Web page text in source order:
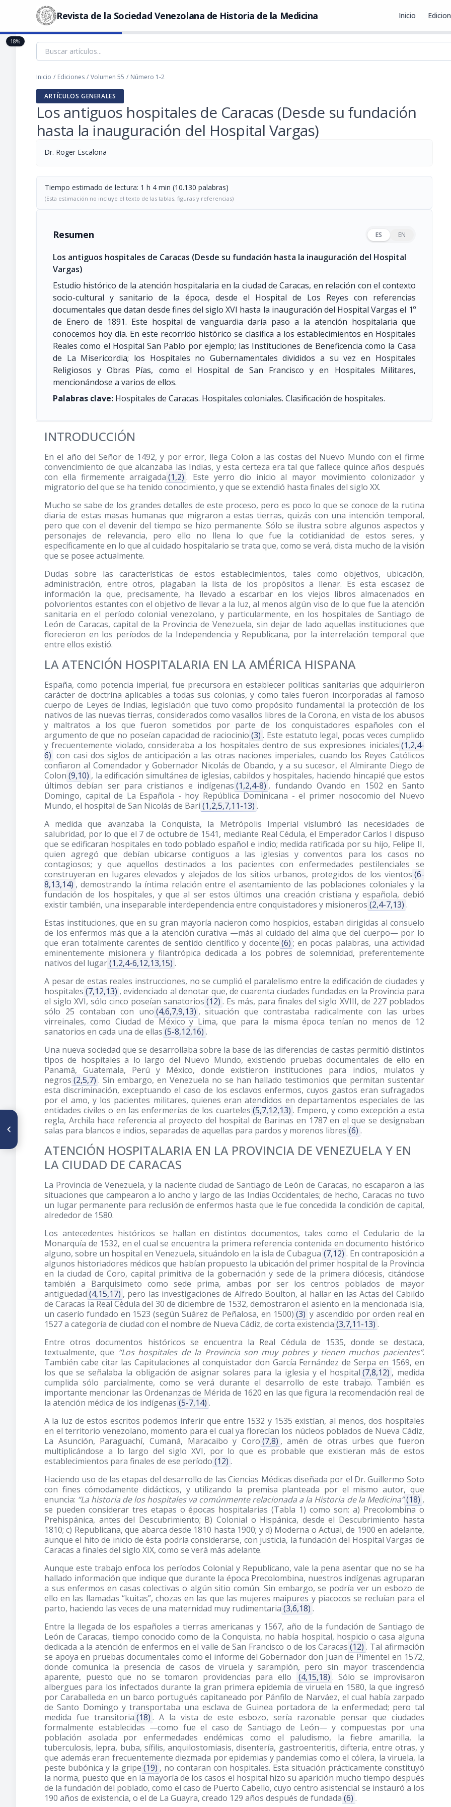
Revista de la Sociedad Venezolana de Historia de la Medicina Inicio
Inicio / Ediciones / Volumen 55 / Número 1-2
ARTÍCULOS GENERALES
Los antiguos hospitales de Caracas (Desde su fundación
hasta la inauguración del Hospital Vargas)
Dr. Roger Escalona
Tiempo estimado de lectura: 1 h 4 min (10.130 palabras)
(Esta estimación no incluye el texto de las tablas, figuras y referencias)
Resumen ES EN
Los antiguos hospitales de Caracas (Desde su fundación hasta la inauguración del Hospital
Vargas)
Estudio histórico de la atención hospitalaria en la ciudad de Caracas, en relación con el contexto
socio-cultural y sanitario de la época, desde el Hospital de Los Reyes con referencias
documentales que datan desde fines del siglo XVI hasta la inauguración del Hospital Vargas el 1º
de Enero de 1891. Este hospital de vanguardia daría paso a la atención hospitalaria que
conocemos hoy día. En este recorrido histórico se clasifica a los establecimientos en Hospitales
Reales como el Hospital San Pablo por ejemplo; las Instituciones de Beneficencia como la Casa
de La Misericordia; los Hospitales no Gubernamentales divididos a su vez en Hospitales
Religiosos y Obras Pías, como el Hospital de San Francisco y en Hospitales Militares,
mencionándose a varios de ellos.
Palabras clave: Hospitales de Caracas. Hospitales coloniales. Clasificación de hospitales.
INTRODUCCIÓN
En el año del Señor de 1492, y por error, llega Colon a las costas del Nuevo Mundo con el firme
convencimiento de que alcanzaba las Indias, y esta certeza era tal que fallece quince años después
con ella firmemente arraigada (1,2) . Este yerro dio inicio al mayor movimiento colonizador y
migratorio del que se ha tenido conocimiento, y que se extendió hasta finales del siglo XX.
Mucho se sabe de los grandes detalles de este proceso, pero es poco lo que se conoce de la rutina
diaria de estas masas humanas que migraron a estas tierras, quizás con una intención temporal,
pero que con el devenir del tiempo se hizo permanente. Sólo se ilustra sobre algunos aspectos y
personajes de relevancia, pero ello no llena lo que fue la cotidianidad de estos seres, y
específicamente en lo que al cuidado hospitalario se trata que, como se verá, dista mucho de la visión
que se posee actualmente.
Dudas sobre las características de estos establecimientos, tales como objetivos, ubicación,
administración, entre otros, plagaban la lista de los propósitos a llenar. Es esta escasez de
información la que, precisamente, ha llevado a escarbar en los viejos libros almacenados en
polvorientos estantes con el objetivo de llevar a la luz, al menos algún viso de lo que fue la atención
sanitaria en el período colonial venezolano, y particularmente, en los hospitales de Santiago de
León de Caracas, capital de la Provincia de Venezuela, sin dejar de lado aquellas instituciones que
florecieron en los períodos de la Independencia y Republicana, por la interrelación temporal que
entre ellos existió.
LA ATENCIÓN HOSPITALARIA EN LA AMÉRICA HISPANA
España, como potencia imperial, fue precursora en establecer políticas sanitarias que adquirieron
carácter de doctrina aplicables a todas sus colonias, y como tales fueron incorporadas al famoso
cuerpo de Leyes de Indias, legislación que tuvo como propósito fundamental la protección de los
nativos de las nuevas tierras, considerados como vasallos libres de la Corona, en vista de los abusos
y maltratos a los que fueron sometidos por parte de los conquistadores españoles con el
argumento de que no poseían capacidad de raciocinio (3) . Este estatuto legal, pocas veces cumplido
y frecuentemente violado, consideraba a los hospitales dentro de sus expresiones iniciales (1,2,4-
6) con casi dos siglos de anticipación a las otras naciones imperiales, cuando los Reyes Católicos
confiaron al Comendador y Gobernador Nicolás de Obando, y a su sucesor, el Almirante Diego de
Colon (9,10) , la edificación simultánea de iglesias, cabildos y hospitales, haciendo hincapié que estos
últimos debían ser para cristianos e indígenas (1,2,4-8) , fundando Ovando en 1502 en Santo
Domingo, capital de La Española - hoy República Dominicana - el primer nosocomio del Nuevo
Mundo, el hospital de San Nicolás de Bari (1,2,5,7,11-13) .
A medida que avanzaba la Conquista, la Metrópolis Imperial vislumbró las necesidades de
salubridad, por lo que el 7 de octubre de 1541, mediante Real Cédula, el Emperador Carlos I dispuso
que se edificaran hospitales en todo poblado español e indio; medida ratificada por su hijo, Felipe II,
quien agregó que debían ubicarse contiguos a las iglesias y conventos para los casos no
contagiosos; y que aquellos destinados a los pacientes con enfermedades pestilenciales se
construyeran en lugares elevados y alejados de los sitios urbanos, protegidos de los vientos (6-
8,13,14) , demostrando la íntima relación entre el asentamiento de las poblaciones coloniales y la
fundación de los hospitales, y que al ser estos últimos una creación cristiana y española, debió
existir también, una inseparable interdependencia entre conquistadores y misioneros (2,4-7,13) .
Estas instituciones, que en su gran mayoría nacieron como hospicios, estaban dirigidas al consuelo
de los enfermos más que a la atención curativa —más al cuidado del alma que del cuerpo— por lo
que eran totalmente carentes de sentido científico y docente (6) ; en pocas palabras, una actividad
eminentemente misionera y filantrópica dedicada a los pobres de solemnidad, preferentemente
nativos del lugar(1,2,4-6,12,13,15) .
A pesar de estas reales instrucciones, no se cumplió el paralelismo entre la edificación de ciudades y
hospitales (7,12,13) , evidenciado al denotar que, de cuarenta ciudades fundadas en la Provincia para
el siglo XVI, sólo cinco poseían sanatorios (12) . Es más, para finales del siglo XVIII, de 227 poblados
sólo 25 contaban con uno (4,6,7,9,13) , situación que contrastaba radicalmente con las urbes
virreinales, como Ciudad de México y Lima, que para la misma época tenían no menos de 12
sanatorios en cada una de ellas (5-8,12,16) .
Una nueva sociedad que se desarrollaba sobre la base de las diferencias de castas permitió distintos
tipos de hospitales a lo largo del Nuevo Mundo, existiendo pruebas documentales de ello en
Panamá, Guatemala, Perú y México, donde existieron instituciones para indios, mulatos y
negros (2,5,7) . Sin embargo, en Venezuela no se han hallado testimonios que permitan sustentar
esta discriminación, exceptuando el caso de los esclavos enfermos, cuyos gastos eran sufragados
por el amo, y los pacientes militares, quienes eran atendidos en departamentos especiales de las
entidades civiles o en las enfermerías de los cuarteles (5,7,12,13) . Empero, y como excepción a esta
regla, Archila hace referencia al proyecto del hospital de Barinas en 1787 en el que se designaban
salas para blancos e indios, separadas de aquellas para pardos y morenos libres (6) .
ATENCIÓN HOSPITALARIA EN LA PROVINCIA DE VENEZUELA Y EN
LA CIUDAD DE CARACAS
La Provincia de Venezuela, y la naciente ciudad de Santiago de León de Caracas, no escaparon a las
situaciones que campearon a lo ancho y largo de las Indias Occidentales; de hecho, Caracas no tuvo
un lugar permanente para reclusión de enfermos hasta que le fue concedida la condición de capital,
alrededor de 1580.
Los antecedentes históricos se hallan en distintos documentos, tales como el Cedulario de la
Monarquía de 1532, en el cual se encuentra la primera referencia contenida en documento histórico
alguno, sobre un hospital en Venezuela, situándolo en la isla de Cubagua (7,12) . En contraposición a
algunos historiadores médicos que habían propuesto la ubicación del primer hospital de la Provincia
en la ciudad de Coro, capital primitiva de la gobernación y sede de la primera diócesis, citándose
también a Barquisimeto como sede prima, ambas por ser los centros poblados de mayor
antigüedad (4,15,17) , pero las investigaciones de Alfredo Boulton, al hallar en las Actas del Cabildo
de Caracas la Real Cédula del 30 de diciembre de 1532, demostraron el asiento en la mencionada isla,
un caserío fundado en 1523 (según Suárez de Peñalosa, en 1500) (3) y ascendido por orden real en
1527 a categoría de ciudad con el nombre de Nueva Cádiz, de corta existencia (3,7,11-13) .
Entre otros documentos históricos se encuentra la Real Cédula de 1535, donde se destaca,
textualmente, que “Los hospitales de la Provincia son muy pobres y tienen muchos pacientes”.
También cabe citar las Capitulaciones al conquistador don García Fernández de Serpa en 1569, en
los que se señalaba la obligación de asignar solares para la iglesia y el hospital (7,8,12) , medida
cumplida sólo parcialmente, como se verá durante el desarrollo de este trabajo. También es
importante mencionar las Ordenanzas de Mérida de 1620 en las que figura la recomendación real de
la atención médica de los indígenas (5-7,14) .
A la luz de estos escritos podemos inferir que entre 1532 y 1535 existían, al menos, dos hospitales
en el territorio venezolano, momento para el cual ya florecían los núcleos poblados de Nueva Cádiz,
La Asunción, Paraguachí, Cumaná, Maracaibo y Coro (7,8) , amén de otras urbes que fueron
multiplicándose a lo largo del siglo XVI, por lo que es probable que existieran más de estos
establecimientos para finales de ese período (12) .
Haciendo uso de las etapas del desarrollo de las Ciencias Médicas diseñada por el Dr. Guillermo Soto
con fines cómodamente didácticos, y utilizando la premisa planteada por el mismo autor, que
enuncia: “La historia de los hospitales va comúnmente relacionada a la Historia de la Medicina”(18) ,
se pueden considerar tres etapas o épocas hospitalarias (Tabla 1) como son: a) Precolombina o
Prehispánica, antes del Descubrimiento; B) Colonial o Hispánica, desde el Descubrimiento hasta
1810; c) Republicana, que abarca desde 1810 hasta 1900; y d) Moderna o Actual, de 1900 en adelante,
aunque el hito de inicio de ésta podría considerarse, con justicia, la fundación del Hospital Vargas de
Caracas a finales del siglo XIX, como se verá más adelante.
Aunque este trabajo enfoca los períodos Colonial y Republicano, vale la pena asentar que no se ha
hallado información que indique que durante la época Precolombina, nuestros indígenas agruparan
a sus enfermos en casas colectivas o algún sitio común. Sin embargo, se podría ver un esbozo de
ello en las llamadas “kuitas”, chozas en las que las mujeres maipures y piacocos se recluían para el
parto, haciendo las veces de una maternidad muy rudimentaria (3,6,18) .
Entre la llegada de los españoles a tierras americanas y 1567, año de la fundación de Santiago de
León de Caracas, tiempo conocido como de la Conquista, no había hospital, hospicio o casa alguna
dedicada a la atención de enfermos en el valle de San Francisco o de los Caracas (12) . Tal afirmación
se apoya en pruebas documentales como el informe del Gobernador don Juan de Pimentel en 1572,
donde comunica la presencia de casos de viruela y sarampión, pero sin mayor trascendencia
aparente, puesto que no se tomaron providencias para ello
(4,15,18) . Sólo se improvisaron
albergues para los infectados durante la gran primera epidemia de viruela en 1580, la que ingresó
por Caraballeda en un barco portugués capitaneado por Pánfilo de Narváez, el cual había zarpado
de Santo Domingo y transportaba una esclava de Guinea portadora de la enfermedad; pero tal
medida fue transitoria (18) . A la vista de este esbozo, sería razonable pensar que ciudades
formalmente establecidas —como fue el caso de Santiago de León— y compuestas por una
población asolada por enfermedades endémicas como el paludismo, la fiebre amarilla, la
tuberculosis, lepra, buba, sífilis, anquilostomiasis, disentería, gastroenteritis, difteria, entre otras, y
que además eran frecuentemente diezmada por epidemias y pandemias como el cólera, la viruela, la
peste bubónica y la gripe (19) , no contaran con hospitales. Esta situación prácticamente constituyó
la norma, puesto que en la mayoría de los casos el hospital hizo su aparición mucho tiempo después
de la fundación del poblado, como el caso de Puerto Cabello, cuyo centro asistencial se instauró a los
190 años de existencia, o el de La Guayra, creado 129 años después de fundada (6) .
18%
ARTÍCULO ANTERIOR
Juicio crítico al trabajo “Hitos
de las especialidades
médicas en la Gaceta Médica
de Caracas”, presentado por
el Dr. Luis Alfonso
Colmenares como Trabajo de
de Número a la Sociedad
Venezolana de Historia de la
Medicina, Sillón XIX